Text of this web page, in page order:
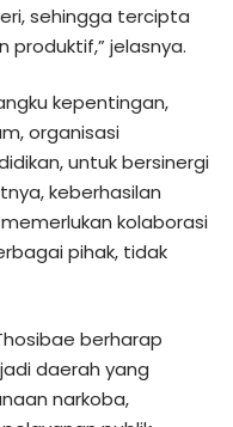
sehingga tercipta
produktif,” jelasnya.
kepentingan,
organisasi
untuk bersinergi
keberhasilan
kolaborasi
pihak, tidak
berharap
daerah yang
narkoba,